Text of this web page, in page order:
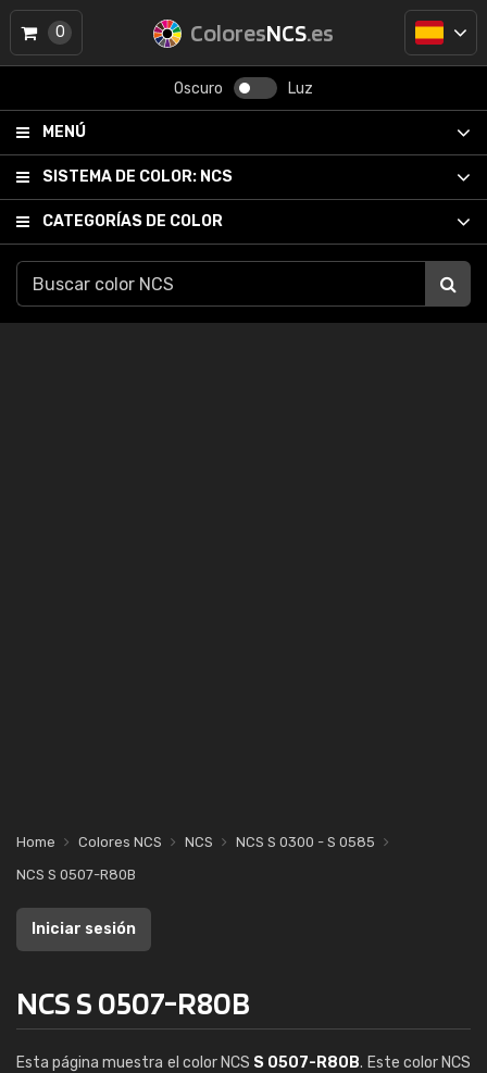
ColoresNCS.es
Oscuro Luz
MENÚ
SISTEMA DE COLOR: NCS
CATEGORÍAS DE COLOR
0
Home Colores NCS NCS
NCS S 0300 - S 0585
NCS S 0507-R80B
Iniciar sesión
NCS S 0507-R80B
Esta página muestra el color NCS S 0507-R80B. Este color NCS